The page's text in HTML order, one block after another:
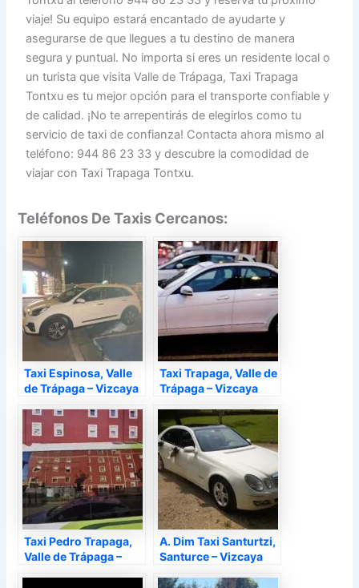
viaje! Su equipo estará encantado de ayudarte y
asegurarse de que llegues a tu destino de manera
segura y puntual. No importa si eres un residente local o
un turista que visita Valle de Trápaga, Taxi Trapaga
Tontxu es tu mejor opción para el transporte confiable y
de calidad. ¡No te arrepentirás de elegirlos como tu
servicio de taxi de confianza! Contacta ahora mismo al
teléfono: 944 86 23 33 y descubre la comodidad de
viajar con Taxi Trapaga Tontxu.
Teléfonos De Taxis Cercanos:
Taxi Espinosa, Valle
de Trápaga – Vizcaya
Taxi Trapaga, Valle de
Trápaga – Vizcaya
Taxi Pedro Trapaga,
Valle de Trápaga –
A. Dim Taxi Santurtzi,
Santurce – Vizcaya